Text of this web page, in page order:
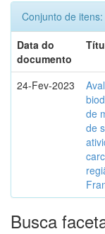
Conjunto de itens:
Data do
documento
24-Fev-2023
de
de
Busca